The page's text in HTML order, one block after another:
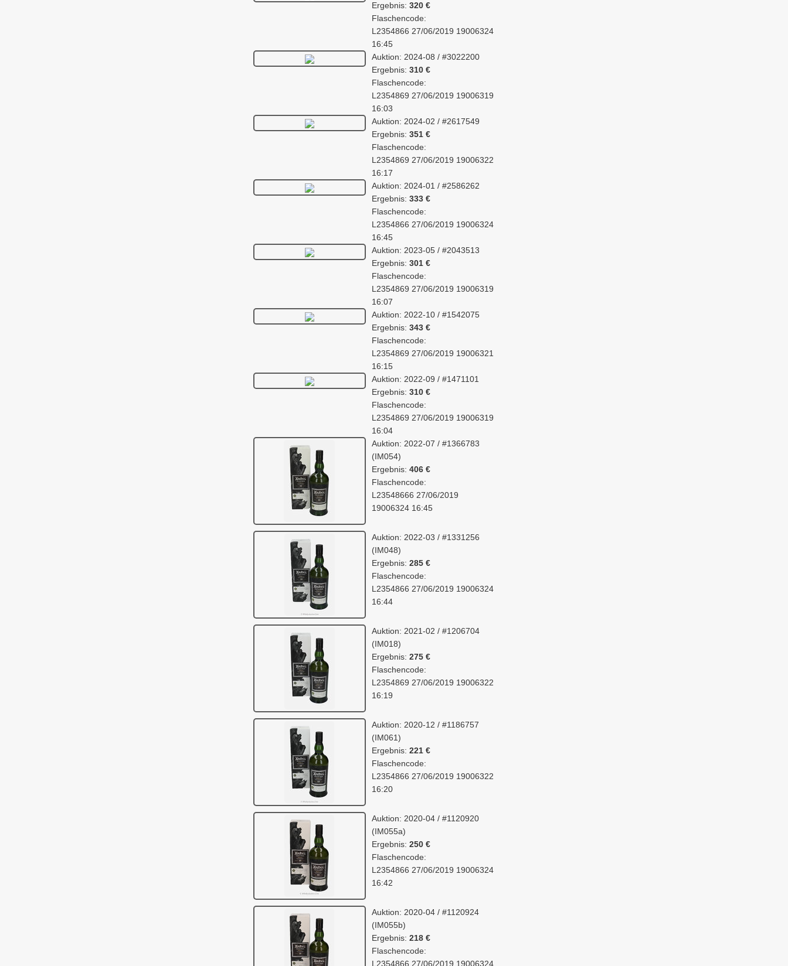
Ergebnis: 320 €
Flaschencode:
L2354866 27/06/2019 19006324
16:45
Auktion: 2024-08 / #3022200
Ergebnis: 310 €
Flaschencode:
L2354869 27/06/2019 19006319
16:03
Auktion: 2024-02 / #2617549
Ergebnis: 351 €
Flaschencode:
L2354869 27/06/2019 19006322
16:17
Auktion: 2024-01 / #2586262
Ergebnis: 333 €
Flaschencode:
L2354866 27/06/2019 19006324
16:45
Auktion: 2023-05 / #2043513
Ergebnis: 301 €
Flaschencode:
L2354869 27/06/2019 19006319
16:07
Auktion: 2022-10 / #1542075
Ergebnis: 343 €
Flaschencode:
L2354869 27/06/2019 19006321
16:15
Auktion: 2022-09 / #1471101
Ergebnis: 310 €
Flaschencode:
L2354869 27/06/2019 19006319
16:04
Auktion: 2022-07 / #1366783
(IM054)
Ergebnis: 406 €
Flaschencode:
L23548666 27/06/2019
19006324 16:45
Auktion: 2022-03 / #1331256
(IM048)
Ergebnis: 285 €
Flaschencode:
L2354866 27/06/2019 19006324
16:44
Auktion: 2021-02 / #1206704
(IM018)
Ergebnis: 275 €
Flaschencode:
L2354869 27/06/2019 19006322
16:19
Auktion: 2020-12 / #1186757
(IM061)
Ergebnis: 221 €
Flaschencode:
L2354866 27/06/2019 19006322
16:20
Auktion: 2020-04 / #1120920
(IM055a)
Ergebnis: 250 €
Flaschencode:
L2354866 27/06/2019 19006324
16:42
Auktion: 2020-04 / #1120924
(IM055b)
Ergebnis: 218 €
Flaschencode:
L2354866 27/06/2019 19006324